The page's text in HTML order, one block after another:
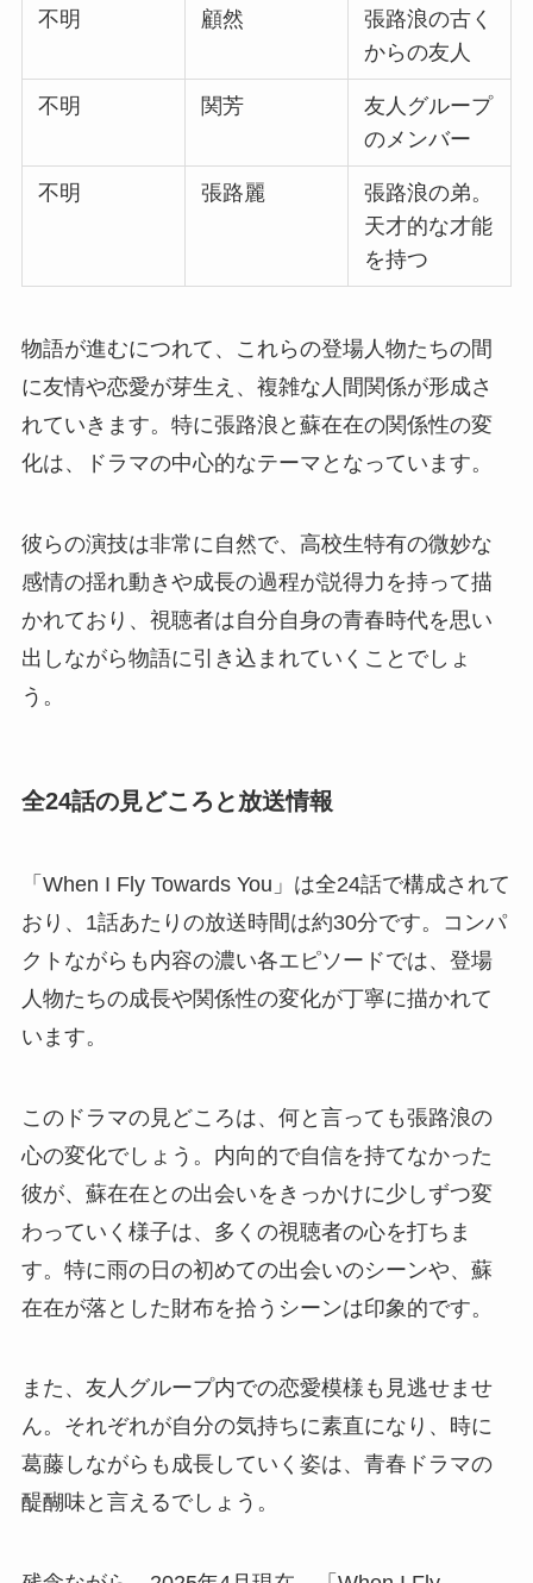
不明 顧然
張路浪の古く
からの友人
不明 関芳
友人グループ
のメンバー
不明 張路麗
張路浪の弟。
天才的な才能
を持つ
物語が進むにつれて、これらの登場人物たちの間
に友情や恋愛が芽生え、複雑な人間関係が形成さ
れていきます。特に張路浪と蘇在在の関係性の変
化は、ドラマの中心的なテーマとなっています。
彼らの演技は非常に自然で、高校生特有の微妙な
感情の揺れ動きや成長の過程が説得力を持って描
かれており、視聴者は自分自身の青春時代を思い
出しながら物語に引き込まれていくことでしょ
う。
全24話の見どころと放送情報
「When I Fly Towards You」は全24話で構成されて
おり、1話あたりの放送時間は約30分です。コンパ
クトながらも内容の濃い各エピソードでは、登場
人物たちの成長や関係性の変化が丁寧に描かれて
います。
このドラマの見どころは、何と言っても張路浪の
心の変化でしょう。内向的で自信を持てなかった
彼が、蘇在在との出会いをきっかけに少しずつ変
わっていく様子は、多くの視聴者の心を打ちま
す。特に雨の日の初めての出会いのシーンや、蘇
在在が落とした財布を拾うシーンは印象的です。
また、友人グループ内での恋愛模様も見逃せませ
ん。それぞれが自分の気持ちに素直になり、時に
葛藤しながらも成長していく姿は、青春ドラマの
醍醐味と言えるでしょう。